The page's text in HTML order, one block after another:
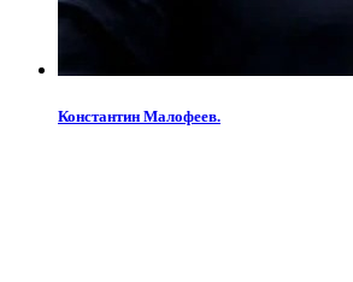
Константин Малофеев.